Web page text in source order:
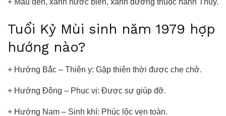
+ Màu đen, xanh nước biển, xanh dương thuộc hành Thủy.
Tuổi Kỷ Mùi sinh năm 1979 hợp
hướng nào?
+ Hướng Bắc – Thiên y: Gặp thiên thời được che chở.
+ Hướng Đông – Phục vị: Được sự giúp đỡ.
+ Hướng Nam – Sinh khí: Phúc lộc vẹn toàn.